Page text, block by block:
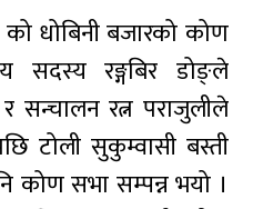
धोबिनी बजारको कोण
सदस्य रङ्गबिर डोङ्ले
सन्चालन रत्न पराजुलीले
टोली सुकुम्वासी बस्ती
कोण सभा सम्पन्न भयो ।